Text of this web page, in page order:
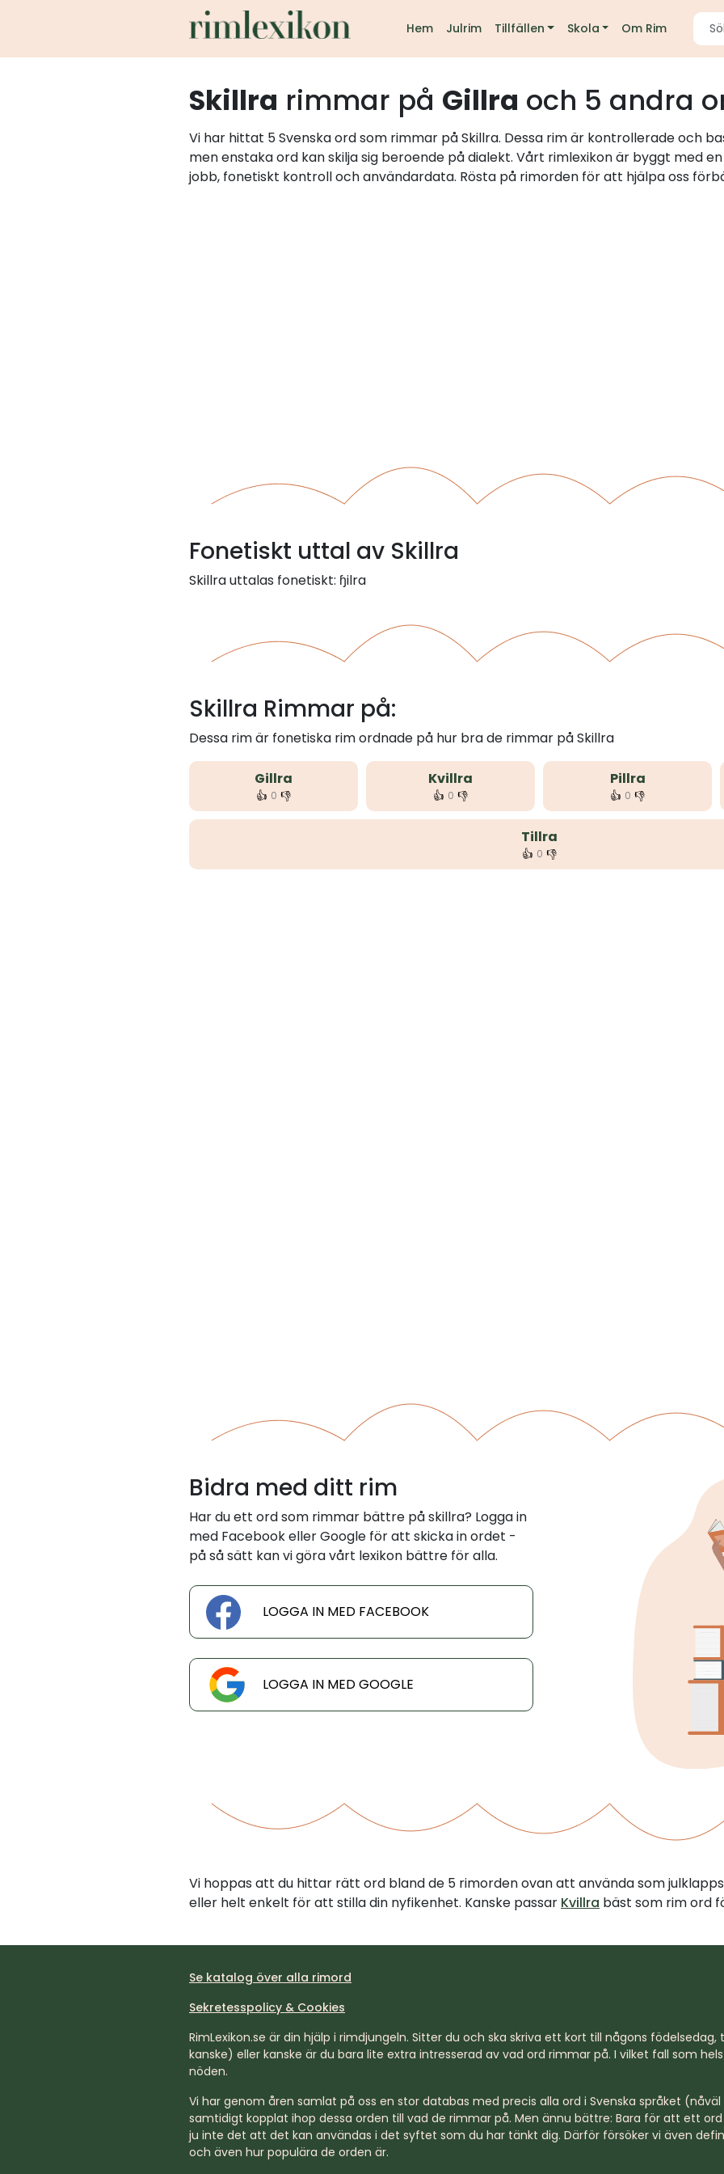
Hem Julrim Tillfällen Skola Om Rim
Skillra rimmar på Gillra och 5 andra
Vi har hittat 5 Svenska ord som rimmar på Skillra. Dessa rim är kontrollerade och
men enstaka ord kan skilja sig beroende på dialekt. Vårt rimlexikon är byggt med
jobb, fonetiskt kontroll och användardata. Rösta på rimorden för att hjälpa oss
Fonetiskt uttal av Skillra
Skillra uttalas fonetiskt: ɧilra
Skillra Rimmar på:
Dessa rim är fonetiska rim ordnade på hur bra de rimmar på Skillra
Gillra
👍 0 👎
Kvillra
👍 0 👎
Pillra
👍 0 👎
Tillra
👍 0 👎
Bidra med ditt rim
Har du ett ord som rimmar bättre på skillra? Logga in
med Facebook eller Google för att skicka in ordet -
på så sätt kan vi göra vårt lexikon bättre för alla.
LOGGA IN MED FACEBOOK
LOGGA IN MED GOOGLE
Vi hoppas att du hittar rätt ord bland de 5 rimorden ovan att använda som
eller helt enkelt för att stilla din nyfikenhet. Kanske passar Kvillra bäst som rim ord
Se katalog över alla rimord
Sekretesspolicy & Cookies
RimLexikon.se är din hjälp i rimdjungeln. Sitter du och ska skriva ett kort till någons
kanske) eller kanske är du bara lite extra intresserad av vad ord rimmar på. I vilket fall som
nöden.
Vi har genom åren samlat på oss en stor databas med precis alla ord i Svenska språket
samtidigt kopplat ihop dessa orden till vad de rimmar på. Men ännu bättre: Bara för att ett
ju inte det att det kan användas i det syftet som du har tänkt dig. Därför försöker vi även
och även hur populära de orden är.